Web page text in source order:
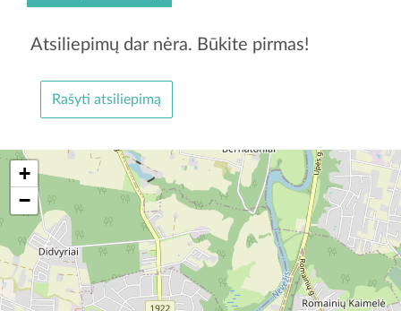
Atsiliepimų dar nėra. Būkite pirmas!
Rašyti atsiliepimą
+
−